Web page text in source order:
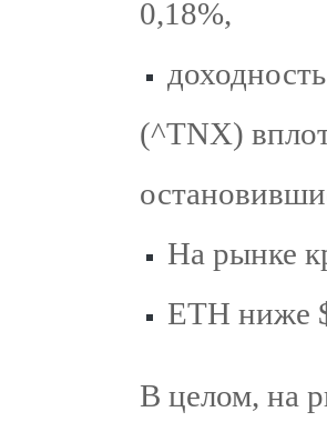
0,18%,
(^TNX)
На рынке
ETH ниже
В целом, на